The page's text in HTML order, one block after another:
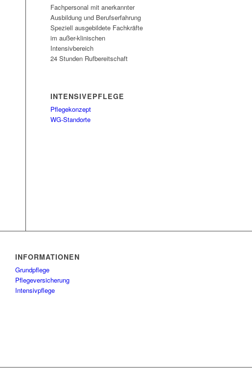
Fachpersonal mit anerkannter
Ausbildung und Berufserfahrung
Speziell ausgebildete Fachkräfte
im außer-klinischen
Intensivbereich
24 Stunden Rufbereitschaft
INTENSIVEPFLEGE
Pflegekonzept
WG-Standorte
INFORMATIONEN
Grundpflege
Pflegeversicherung
Intensivpflege